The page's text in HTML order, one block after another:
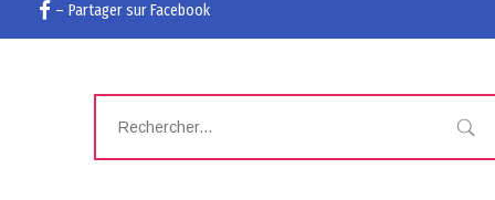
– Partager sur Facebook